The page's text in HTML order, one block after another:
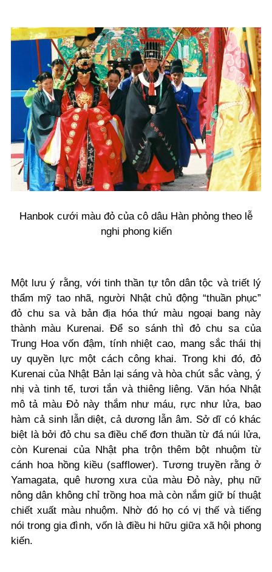
Hanbok cưới màu đỏ của cô dâu Hàn phỏng theo lễ
nghi phong kiến
Một lưu ý rằng, với tinh thần tự tôn dân tộc và triết lý
thẩm mỹ tao nhã, người Nhật chủ động “thuần phục”
đỏ chu sa và bản địa hóa thứ màu ngoại bang này
thành màu Kurenai. Để so sánh thì đỏ chu sa của
Trung Hoa vốn đậm, tính nhiệt cao, mang sắc thái thị
uy quyền lực một cách công khai. Trong khi đó, đỏ
Kurenai của Nhật Bản lại sáng và hòa chút sắc vàng, ý
nhị và tinh tế, tươi tắn và thiêng liêng. Văn hóa Nhật
mô tả màu Đỏ này thắm như máu, rực như lửa, bao
hàm cả sinh lẫn diệt, cả dương lẫn âm. Sở dĩ có khác
biệt là bởi đỏ chu sa điều chế đơn thuần từ đá núi lửa,
còn Kurenai của Nhật pha trộn thêm bột nhuộm từ
cánh hoa hồng kiều (safflower). Tương truyền rằng ở
Yamagata, quê hương xưa của màu Đỏ này, phụ nữ
nông dân không chỉ trồng hoa mà còn nắm giữ bí thuật
chiết xuất màu nhuộm. Nhờ đó họ có vị thế và tiếng
nói trong gia đình, vốn là điều hi hữu giữa xã hội phong
kiến.